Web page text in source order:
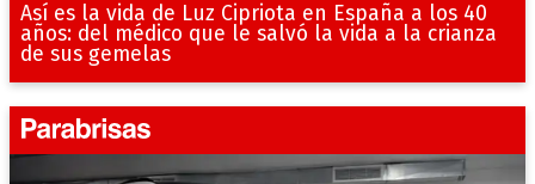
Así es la vida de Luz Cipriota en España a los 40
años: del médico que le salvó la vida a la crianza
de sus gemelas